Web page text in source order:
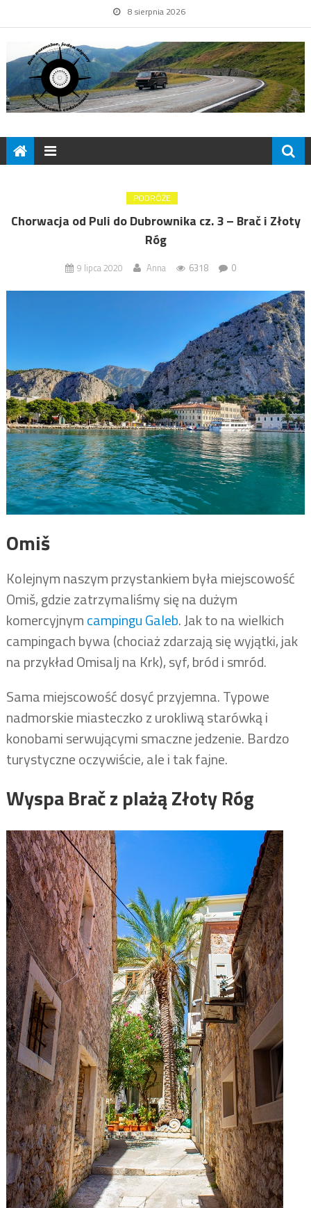
8 sierpnia 2026
PODRÓŻE
Chorwacja od Puli do Dubrownika cz. 3 – Brač i Złoty
Róg
9 lipca 2020 Anna 6318 0
Omiš
Kolejnym naszym przystankiem była miejscowość
Omiš, gdzie zatrzymaliśmy się na dużym
komercyjnymcampingu Galeb. Jak to na wielkich
campingach bywa (chociaż zdarzają się wyjątki, jak
na przykład Omisalj na Krk), syf, bród i smród.
Sama miejscowość dosyć przyjemna. Typowe
nadmorskie miasteczko z urokliwą starówką i
konobami serwującymi smaczne jedzenie. Bardzo
turystyczne oczywiście, ale i tak fajne.
Wyspa Brač z plażą Złoty Róg